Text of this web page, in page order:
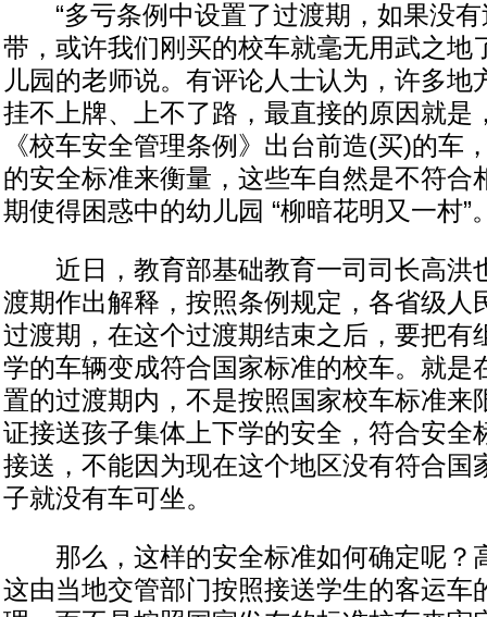
“多亏条例中设置了过渡期，如果没有
带，或许我们刚买的校车就毫无用武之地
儿园的老师说。有评论人士认为，许多地
挂不上牌、上不了路，最直接的原因就是
《校车安全管理条例》出台前造(买)的车
的安全标准来衡量，这些车自然是不符合
期使得困惑中的幼儿园 “柳暗花明又一村”
近日，教育部基础教育一司司长高洪
渡期作出解释，按照条例规定，各省级人
过渡期，在这个过渡期结束之后，要把有
学的车辆变成符合国家标准的校车。就是
置的过渡期内，不是按照国家校车标准来
证接送孩子集体上下学的安全，符合安全
接送，不能因为现在这个地区没有符合国
子就没有车可坐。
那么，这样的安全标准如何确定呢？
这由当地交管部门按照接送学生的客运车